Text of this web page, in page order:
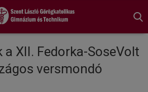
a XII. Fedorka-SoseVolt
versmondó